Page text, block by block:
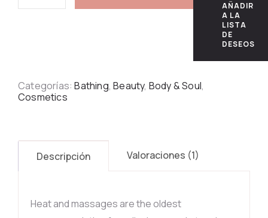
AÑADIR
A LA
LISTA
DE
DESEOS
Categorías:Bathing,Beauty, Body & Soul,
Cosmetics
Descripción Valoraciones (1)
Heat and massages are the oldest